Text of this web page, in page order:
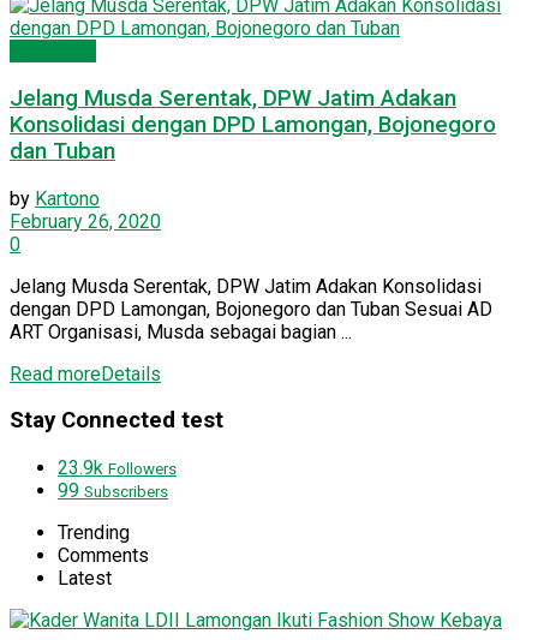
Jelang Musda Serentak, DPW Jatim Adakan
Konsolidasi dengan DPD Lamongan, Bojonegoro
dan ‎Tuban
by Kartono
February 26, 2020
0
Jelang Musda Serentak, DPW Jatim Adakan Konsolidasi
dengan DPD Lamongan, Bojonegoro dan Tuban Sesuai AD
ART Organisasi, Musda sebagai bagian ...
Read moreDetails
Stay Connected test
23.9k Followers
99 Subscribers
Trending
Comments
Latest